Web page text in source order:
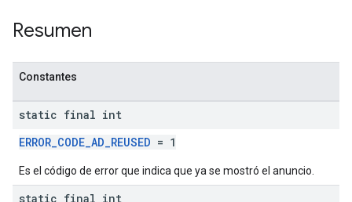
Resumen
Constantes
static final int
ERROR_CODE_AD_REUSED = 1
Es el código de error que indica que ya se mostró el anuncio.
static final int